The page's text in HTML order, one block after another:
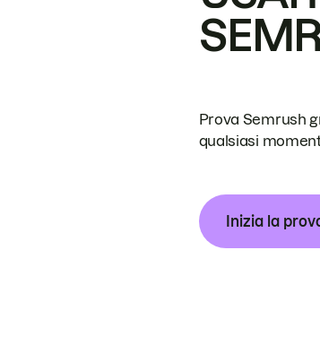
Prova Semrush
qualsiasi
Inizia la